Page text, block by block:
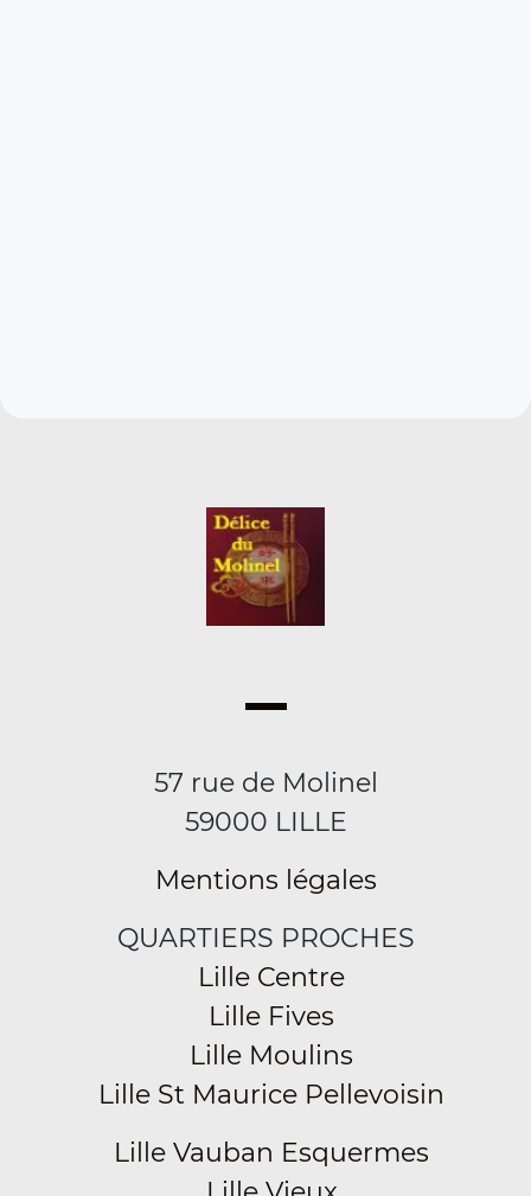
57 rue de Molinel
59000 LILLE
Mentions légales
QUARTIERS PROCHES
Lille Centre
Lille Fives
Lille Moulins
Lille St Maurice Pellevoisin
Lille Vauban Esquermes